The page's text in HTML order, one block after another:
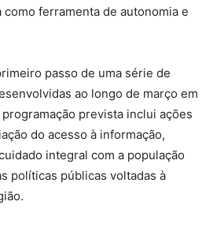
ferramenta de autonomia e
passo de uma série de
ao longo de março em
prevista inclui ações
do acesso à informação,
integral com a população
políticas públicas voltadas à